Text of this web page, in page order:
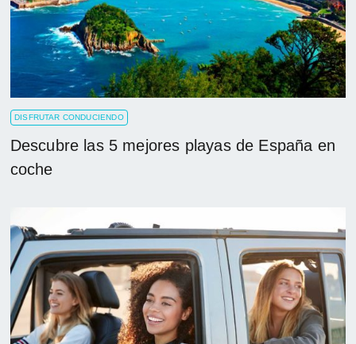
DISFRUTAR CONDUCIENDO
Descubre las 5 mejores playas de España en
coche